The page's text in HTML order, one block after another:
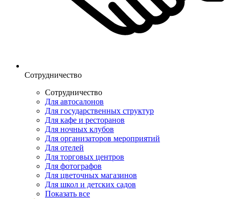
Сотрудничество
Сотрудничество
Для автосалонов
Для государственных структур
Для кафе и ресторанов
Для ночных клубов
Для организаторов мероприятий
Для отелей
Для торговых центров
Для фотографов
Для цветочных магазинов
Для школ и детских садов
Показать все